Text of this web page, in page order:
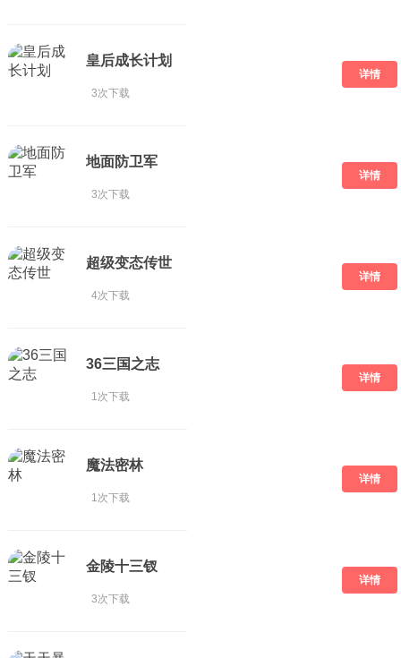
皇后成长计划
3次下载
详情
地面防卫军
3次下载
详情
超级变态传世
4次下载
详情
36三国之志
1次下载
详情
魔法密林
1次下载
详情
金陵十三钗
3次下载
详情